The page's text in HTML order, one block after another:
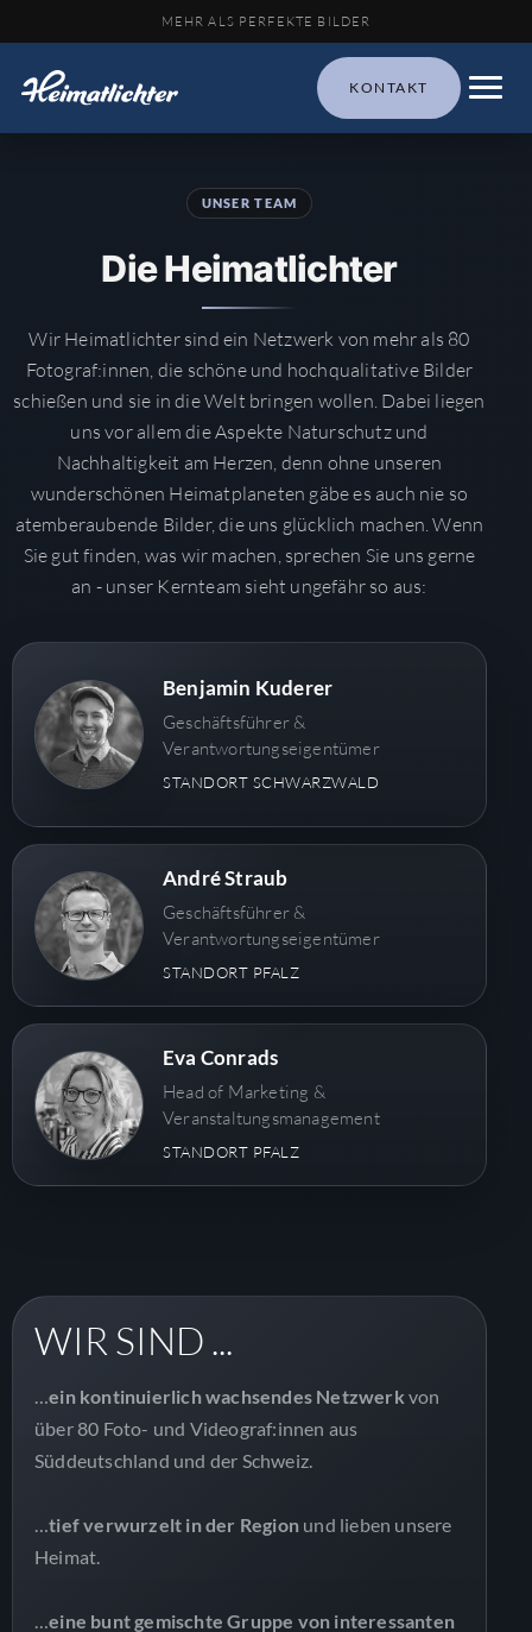
MEHR ALS PERFEKTE BILDER
KONTAKT
UNSER TEAM
Die Heimatlichter
Wir Heimatlichter sind ein Netzwerk von mehr als 80
Fotograf:innen, die schöne und hochqualitative Bilder
schießen und sie in die Welt bringen wollen. Dabei liegen
uns vor allem die Aspekte Naturschutz und
Nachhaltigkeit am Herzen, denn ohne unseren
wunderschönen Heimatplaneten gäbe es auch nie so
atemberaubende Bilder, die uns glücklich machen. Wenn
Sie gut finden, was wir machen, sprechen Sie uns gerne
an - unser Kernteam sieht ungefähr so aus:
Benjamin Kuderer
Geschäftsführer &
Verantwortungseigentümer
STANDORT SCHWARZWALD
André Straub
Geschäftsführer &
Verantwortungseigentümer
STANDORT PFALZ
Eva Conrads
Head of Marketing &
Veranstaltungsmanagement
STANDORT PFALZ
WIR SIND ...
…ein kontinuierlich wachsendes Netzwerk von
über 80 Foto- und Videograf:innen aus
Süddeutschland und der Schweiz.
…tief verwurzelt in der Region und lieben unsere
Heimat.
…eine bunt gemischte Gruppe von interessanten